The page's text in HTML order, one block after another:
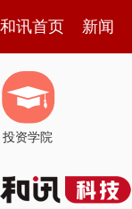
和讯首页 新闻
投资学院